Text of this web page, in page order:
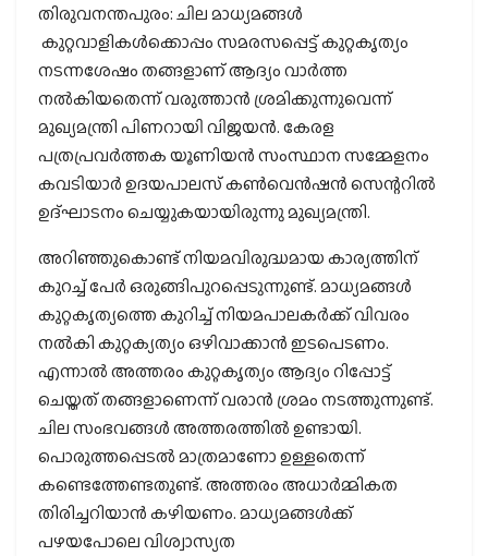
തിരുവനന്തപുരം: ചില മാധ്യമങ്ങള്‍
കുറ്റവാളികള്‍ക്കൊപ്പം സമരസപ്പെട്ട് കുറ്റകൃത്യം
നടന്നശേഷം തങ്ങളാണ് ആദ്യം വാര്‍ത്ത
നല്‍കിയതെന്ന് വരുത്താന്‍ ശ്രമിക്കുന്നുവെന്ന്
മുഖ്യമന്ത്രി പിണറായി വിജയന്‍. കേരള
പത്രപ്രവര്‍ത്തക യൂണിയന്‍ സംസ്ഥാന സമ്മേളനം
കവടിയാര്‍ ഉദയപാലസ് കണ്‍വെന്‍ഷന്‍ സെന്ററില്‍
ഉദ്ഘാടനം ചെയ്യുകയായിരുന്നു മുഖ്യമന്ത്രി.
അറിഞ്ഞുകൊണ്ട് നിയമവിരുദ്ധമായ കാര്യത്തിന്
കുറച്ച് പേര്‍ ഒരുങ്ങിപുറപ്പെടുന്നുണ്ട്. മാധ്യമങ്ങള്‍
കുറ്റകൃത്യത്തെ കുറിച്ച് നിയമപാലകര്‍ക്ക് വിവരം
നല്‍കി കുറ്റക്യത്യം ഒഴിവാക്കാന്‍ ഇടപെടണം.
എന്നാല്‍ അത്തരം കുറ്റകൃത്യം ആദ്യം റിപ്പോട്ട്
ചെയ്തത് തങ്ങളാണെന്ന് വരാന്‍ ശ്രമം നടത്തുന്നുണ്ട്.
ചില സംഭവങ്ങള്‍ അത്തരത്തില്‍ ഉണ്ടായി.
പൊരുത്തപ്പെടല്‍ മാത്രമാണോ ഉള്ളതെന്ന്
കണ്ടെത്തേണ്ടതുണ്ട്. അത്തരം അധാര്‍മ്മികത
തിരിച്ചറിയാന്‍ കഴിയണം. മാധ്യമങ്ങള്‍ക്ക്
പഴയപോലെ വിശ്വാസ്യത